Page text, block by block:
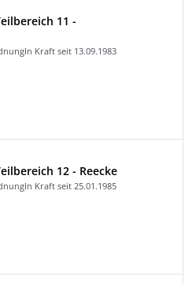
11 -
In Kraft seit 13.09.1983
12 - Reecke
In Kraft seit 25.01.1985